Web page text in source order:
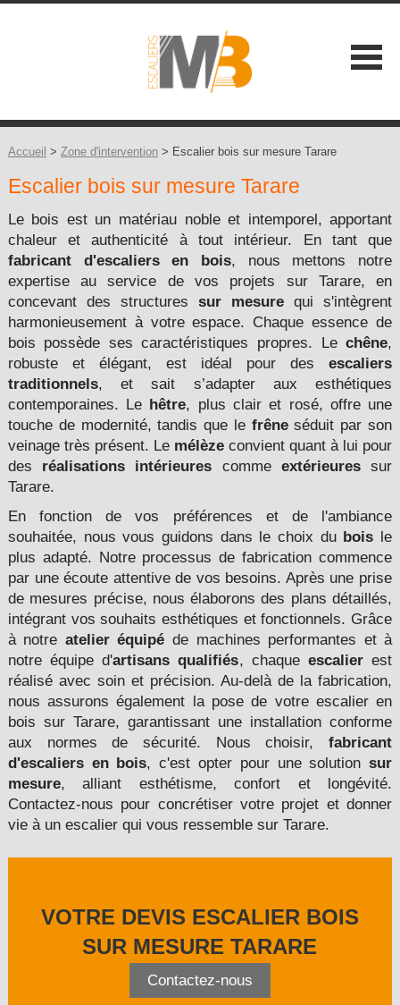
NOS ATOUTS
NOS GAMMES
Les Classiques +
Les Contemporains +
Les Balustrades +
Les Extérieures
Les Design +
CONSEILS
CONTACT
Accueil > Zone d'intervention> Escalier bois sur mesure Tarare
Escalier bois sur mesure Tarare
Le bois est un matériau noble et intemporel, apportant
chaleur et authenticité à tout intérieur. En tant que
fabricant d'escaliers en bois, nous mettons notre
expertise au service de vos projets sur Tarare, en
concevant des structures sur mesure qui s'intègrent
harmonieusement à votre espace. Chaque essence de
bois possède ses caractéristiques propres. Lechêne,
robuste et élégant, est idéal pour desescaliers
traditionnels, et sait s’adapter aux esthétiques
contemporaines. Le hêtre, plus clair et rosé, offre une
touche de modernité, tandis que le frêneséduit par son
veinage très présent. Le mélèzeconvient quant à lui pour
des réalisations intérieures comme extérieuressur
Tarare.
En fonction de vos préférences et de l'ambiance
souhaitée, nous vous guidons dans le choix du bois le
plus adapté. Notre processus de fabrication commence
par une écoute attentive de vos besoins. Après une prise
de mesures précise, nous élaborons des plans détaillés,
intégrant vos souhaits esthétiques et fonctionnels. Grâce
à notre atelier équipé de machines performantes et à
notre équipe d'artisans qualifiés, chaque escalierest
réalisé avec soin et précision. Au-delà de la fabrication,
nous assurons également la pose de votre escalier en
bois sur Tarare, garantissant une installation conforme
aux normes de sécurité. Nous choisir,fabricant
d'escaliers en bois, c'est opter pour une solutionsur
mesure, alliant esthétisme, confort et longévité.
Contactez-nous pour concrétiser votre projet et donner
vie à un escalier qui vous ressemble sur Tarare.
VOTRE DEVIS ESCALIER BOIS
SUR MESURE TARARE
Contactez-nous